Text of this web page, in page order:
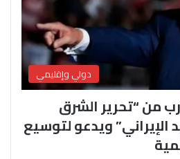
دولي وإقليمي
من “تحرير الشرق
الإيراني” ويدعو لتوسيع